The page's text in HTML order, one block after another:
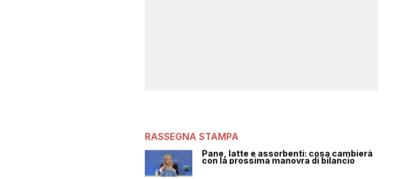
RASSEGNA STAMPA
Pane, latte e assorbenti: cosa cambierà
con la prossima manovra di bilancio